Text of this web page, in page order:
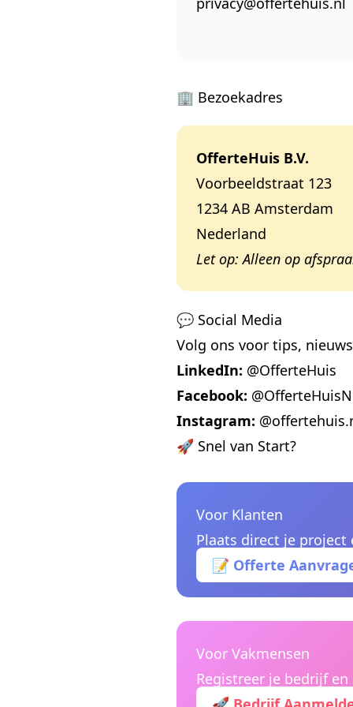
🏢 Bezoekadres
OfferteHuis B.V.
Voorbeeldstraat 123
1234 AB Amsterdam
Nederland
Let op: Alleen op
💬 Social Media
Volg ons voor tips,
LinkedIn: @OfferteHuis
Facebook:
Instagram:
🚀 Snel van Start?
Voor Klanten
Plaats direct je
📝 Offerte
Voor Vakmensen
Registreer je bedrijf